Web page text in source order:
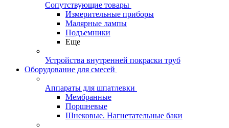
Сопутствующие товары
Измерительные приборы
Малярные лампы
Подъемники
Еще
Устройства внутренней покраски труб
Оборудование для смесей
Аппараты для шпатлевки
Мембранные
Поршневые
Шнековые. Нагнетательные баки